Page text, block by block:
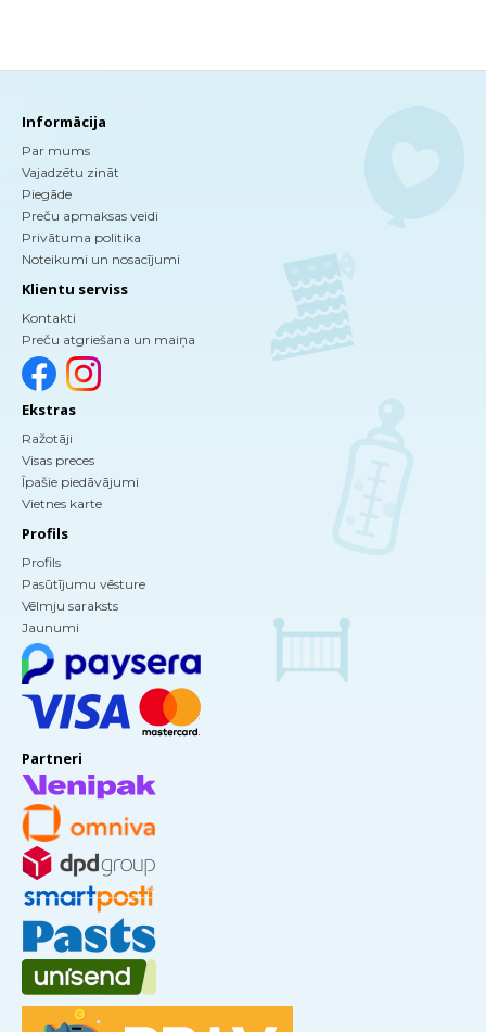
Informācija
Par mums
Vajadzētu zināt
Piegāde
Preču apmaksas veidi
Privātuma politika
Noteikumi un nosacījumi
Klientu serviss
Kontakti
Preču atgriešana un maiņa
Ekstras
Ražotāji
Visas preces
Īpašie piedāvājumi
Vietnes karte
Profils
Profils
Pasūtījumu vēsture
Vēlmju saraksts
Jaunumi
Partneri